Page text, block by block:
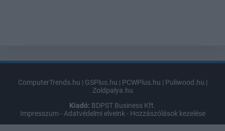
ComputerTrends.hu | GSPlus.hu | PCWPlus.hu | Puliwood.hu |
Zoldpalya.hu
Kiadó: BDPST Business Kft.
Impresszum -Adatvédelmi elveink- Hozzászólások kezelése